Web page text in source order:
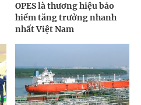
OPES là thương hiệu bảo
hiểm tăng trưởng nhanh
nhất Việt Nam